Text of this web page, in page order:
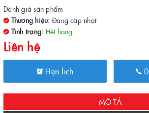
Đánh giá sản phẩm
Thương hiệu: Đang cập nhật
Tình trạng: Hết hàng
Liên hệ
Hẹn lịch
MÔ TẢ